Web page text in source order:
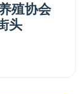
殖协会
头